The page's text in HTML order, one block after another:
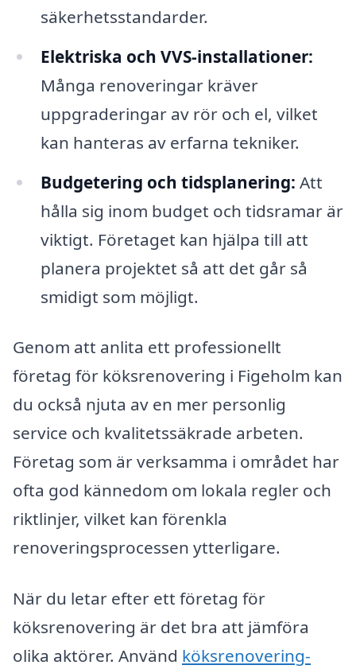
säkerhetsstandarder.
Elektriska och VVS-installationer:
Många renoveringar kräver
uppgraderingar av rör och el, vilket
kan hanteras av erfarna tekniker.
Budgetering och tidsplanering: Att
hålla sig inom budget och tidsramar är
viktigt. Företaget kan hjälpa till att
planera projektet så att det går så
smidigt som möjligt.
Genom att anlita ett professionellt
företag för köksrenovering i Figeholm kan
du också njuta av en mer personlig
service och kvalitetssäkrade arbeten.
Företag som är verksamma i området har
ofta god kännedom om lokala regler och
riktlinjer, vilket kan förenkla
renoveringsprocessen ytterligare.
När du letar efter ett företag för
köksrenovering är det bra att jämföra
olika aktörer. Använd köksrenovering-